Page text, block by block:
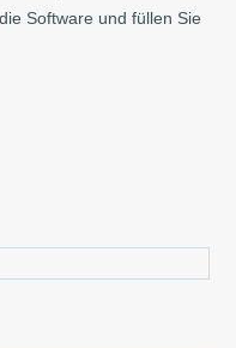
Software und füllen Sie